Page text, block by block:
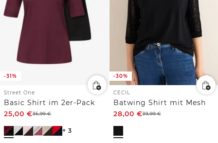
-31%
Street One
Basic Shirt im 2er-Pack
25,00 €35,99€
+ 3
-30%
CECIL
Batwing Shirt mit Mesh
28,00 €39,99€